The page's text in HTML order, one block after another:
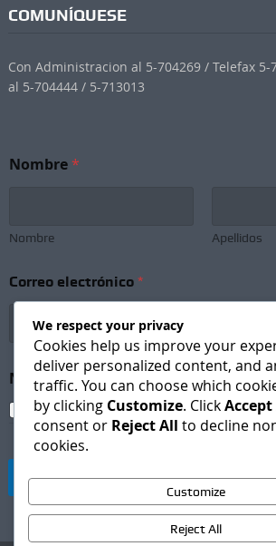
COMUNÍQUESE
Con Administracion al 5-704269 / Telefax 5-
al 5-704444 / 5-713013
o
e
r
e
s
t
e
Nombre*
Nombre Apellidos
Correo electrónico *
Newsletter Subscription *
I agree to receive newsletters and
Suscribirse
We respect your privacy
Cookies help us improve your
deliver personalized content, and
traffic. You can choose which
by clicking Customize. ClickAccept
consent or Reject All to decline
cookies.
Customize
Reject All